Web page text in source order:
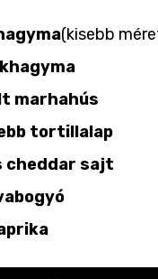
(kisebb
marhahús
tortillalap
cheddar sajt